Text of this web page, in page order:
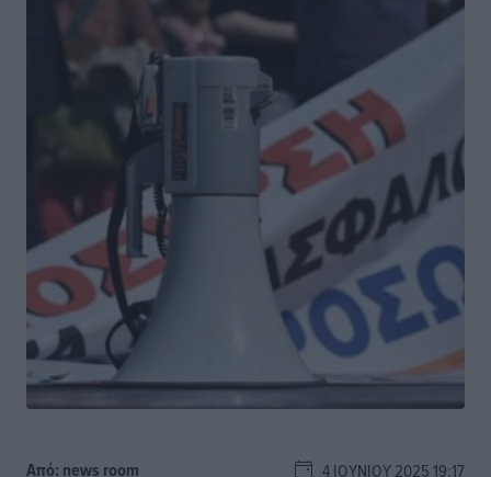
Από: news room 4 ΙΟΥΝΊΟΥ 2025 19:17